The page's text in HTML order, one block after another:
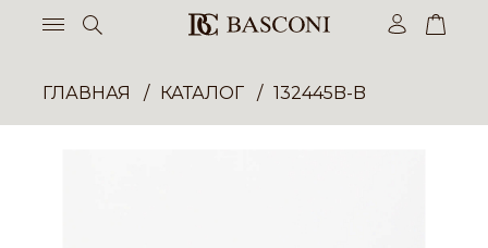
ГЛАВНАЯ КАТАЛОГ 132445B-B